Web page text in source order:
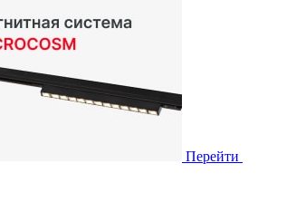
Перейти